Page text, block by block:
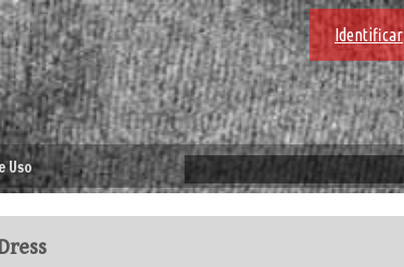
Identificar
Uso